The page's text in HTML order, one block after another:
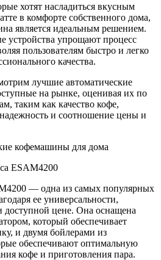
хотят насладиться вкусным
в комфорте собственного дома,
является идеальным решением.
устройства упрощают процесс
пользователям быстро и легко
качества.
лучшие автоматические
на рынке, оценивая их по
таким как качество кофе,
и соотношение цены и
кофемашины для дома
ESAM4200
— одна из самых популярных
ее универсальности,
доступной цене. Она оснащена
который обеспечивает
и двумя бойлерами из
обеспечивают оптимальную
кофе и приготовления пара.